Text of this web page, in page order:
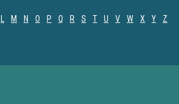
M N O P Q R S T U V W X Y Z